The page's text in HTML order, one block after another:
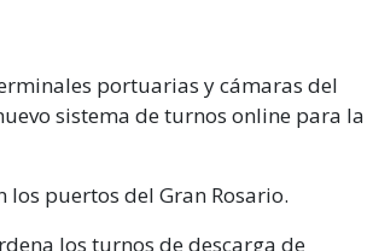
portuarias y cámaras del
sistema de turnos online para la
los puertos del Gran Rosario.
los turnos de descarga de